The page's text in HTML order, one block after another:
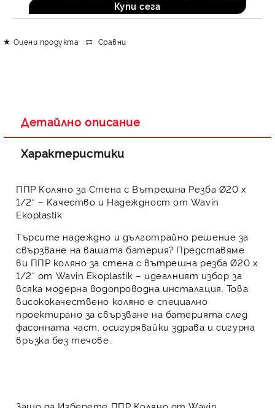
Оцени продукта Сравни
Детайлно описание
Характеристики
ППР Коляно за Стена с Вътрешна Резба Ø20 х
1/2“ – Качество и Надеждност от Wavin
Ekoplastik
Търсите надеждно и дълготрайно решение за
свързване на вашата батерия? Представяме
ви ППР коляно за стена с вътрешна резба Ø20 х
1/2“ от Wavin Ekoplastik – идеалният избор за
всяка модерна водопроводна инсталация. Това
висококачествено коляно е специално
проектирано за свързване на батерията след
фасонната част, осигурявайки здрава и сигурна
връзка без течове.